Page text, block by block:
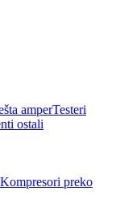
amperTesteri
ostali
Kompresori preko